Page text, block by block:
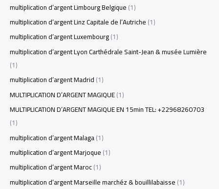
multiplication d’argent Limbourg Belgique(1)
multiplication d’argent Linz Capitale de l’Autriche(1)
multiplication d’argent Luxembourg(1)
multiplication d’argent Lyon Carthédrale Saint-Jean & musée Lumière
(1)
multiplication d’argent Madrid(1)
MULTIPLICATION D’ARGENT MAGIQUE(1)
MULTIPLICATION D’ARGENT MAGIQUE EN 15min TEL: +22968260703
(1)
multiplication d’argent Malaga(1)
multiplication d’argent Marjoque(1)
multiplication d’argent Maroc(1)
multiplication d’argent Marseille marchéz & bouillilabaisse(1)